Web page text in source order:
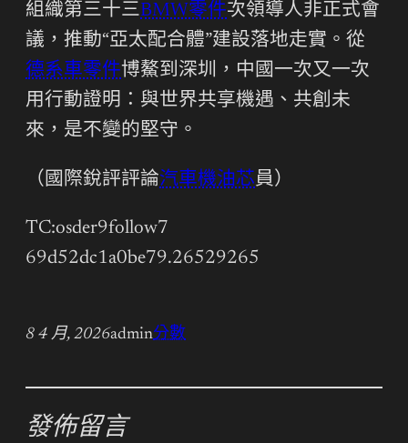
組織第三十三BMW零件次領導人非正式會
議，推動“亞太配合體”建設落地走實。從
德系車零件博鰲到深圳，中國一次又一次
用行動證明：與世界共享機遇、共創未
來，是不變的堅守。
（國際銳評評論汽車機油芯員）
TC:osder9follow7
69d52dc1a0be79.26529265
8 4 月, 2026admin分數
發佈留言